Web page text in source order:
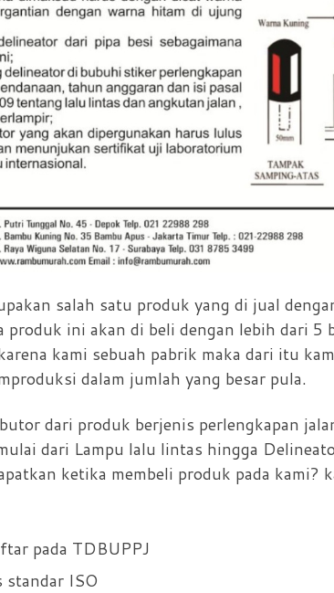
salah satu produk yang di jual
produk ini akan di beli dengan lebih dari 5
kami sebuah pabrik maka dari itu
dalam jumlah yang besar pula.
dari produk berjenis perlengkapan
dari Lampu lalu lintas hingga
ketika membeli produk pada kami?
pada TDBUPPJ
standar ISO